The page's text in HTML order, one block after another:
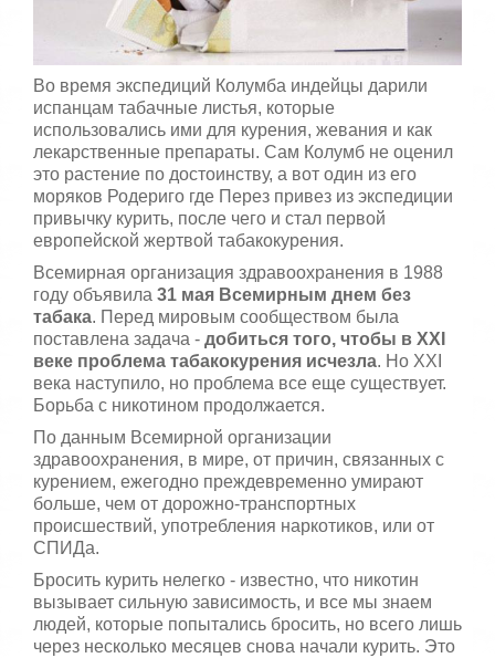
5
е
н
и
т
е
Во время экспедиций Колумба индейцы дарили
испанцам табачные листья, которые
использовались ими для курения, жевания и как
лекарственные препараты. Сам Колумб не оценил
это растение по достоинству, а вот один из его
моряков Родериго где Перез привез из экспедиции
привычку курить, после чего и стал первой
европейской жертвой табакокурения.
Всемирная организация здравоохранения в 1988
году объявила 31 мая Всемирным днем ​​без
табака. Перед мировым сообществом была
поставлена ​​задача - добиться того, чтобы в XXI
веке проблема табакокурения исчезла. Но XXI
века наступило, но проблема все еще существует.
Борьба с никотином продолжается.
По данным Всемирной организации
здравоохранения, в мире, от причин, связанных с
курением, ежегодно преждевременно умирают
больше, чем от дорожно-транспортных
происшествий, употребления наркотиков, или от
СПИДа.
Бросить курить нелегко - известно, что никотин
вызывает сильную зависимость, и все мы знаем
людей, которые попытались бросить, но всего лишь
через несколько месяцев снова начали курить. Это